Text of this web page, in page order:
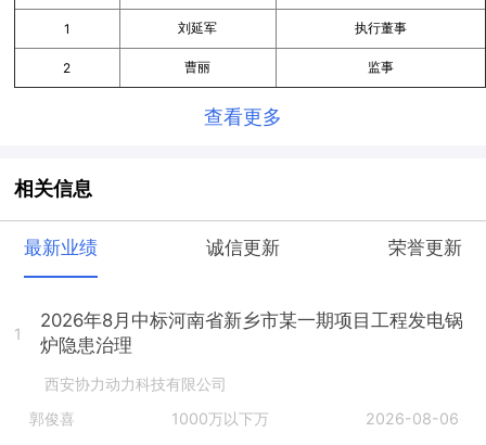
1 刘延军 执行董事
2 曹丽 监事
查看更多
相关信息
最新业绩 诚信更新 荣誉更新
1
2026年8月中标河南省新乡市某一期项目工程发电锅
炉隐患治理
西安协力动力科技有限公司
郭俊喜
1000万以下万 2026-08-06